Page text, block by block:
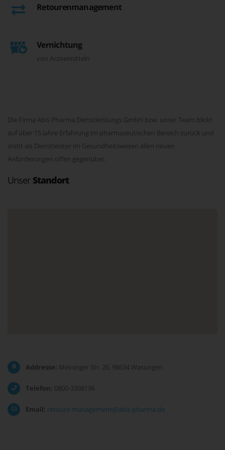
Retourenmanagement
Vernichtung
von Arzneimitteln
Die Firma Abis Pharma Dienstleistungs GmbH bzw. unser Team blickt
auf über 15 Jahre Erfahrung im pharmazeutischen Bereich zurück und
steht als Dienstleister im Gesundheitswesen allen neuen
Anforderungen offen gegenüber.
Unser Standort
Addresse: Meininger Str. 26, 98634 Wasungen
Telefon: 0800-3308196
Email: retoure-management@abis-pharma.de